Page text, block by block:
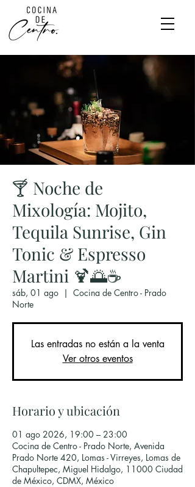
🍸 Noche de
Mixología: Mojito,
Tequila Sunrise, Gin
Tonic & Espresso
Martini 🍹🌅☕
sáb, 01 ago
  |
Cocina de Centro - Prado
Norte
Las entradas no están a la venta
Ver otros eventos
Horario y ubicación
01 ago 2026, 19:00 – 23:00
Cocina de Centro - Prado Norte, Avenida
Prado Norte 420, Lomas - Virreyes, Lomas de
Chapultepec, Miguel Hidalgo, 11000 Ciudad
de México, CDMX, México